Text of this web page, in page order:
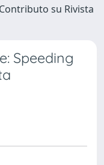
su Rivista
Speeding